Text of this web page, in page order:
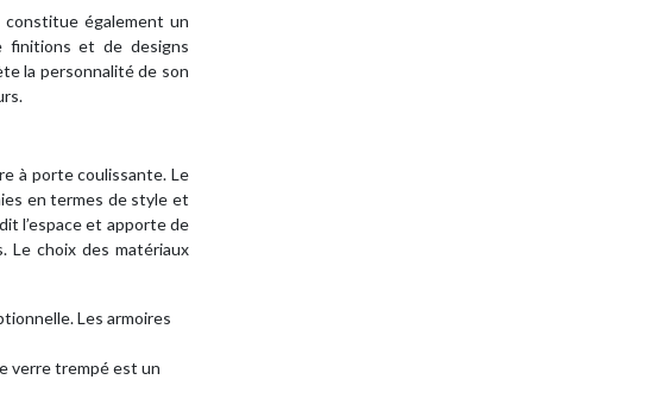
constitue également un
finitions et de designs
la personnalité de son
à porte coulissante. Le
en termes de style et
l’espace et apporte de
Le choix des matériaux
Les armoires
verre trempé est un